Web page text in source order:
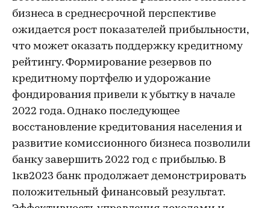
бизнеса в среднесрочной перспективе
ожидается рост показателей прибыльности,
что может оказать поддержку кредитному
рейтингу. Формирование резервов по
кредитному портфелю и удорожание
фондирования привели к убытку в начале
2022 года. Однако последующее
восстановление кредитования населения и
развитие комиссионного бизнеса позволили
банку завершить 2022 год с прибылью. В
1кв2023 банк продолжает демонстрировать
положительный финансовый результат.